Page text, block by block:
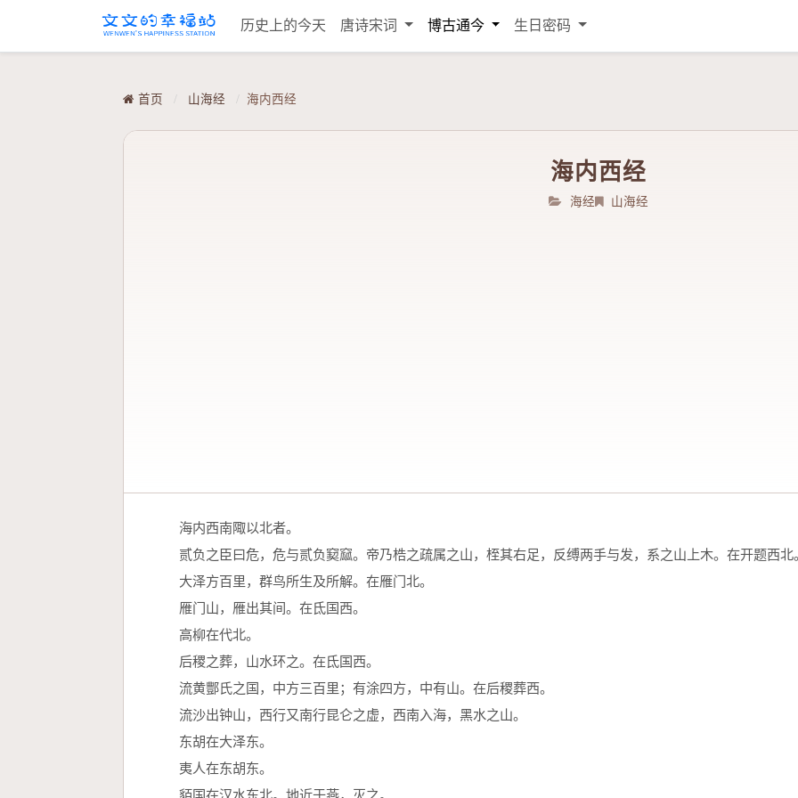
历史上的今天 唐诗宋词 博古通今 生日密码
首页 / 山海经 / 海内西经
海内西经
海经 山海经
海内西南陬以北者。
贰负之臣曰危，危与贰负窫窳。帝乃梏之疏属之山，桎其右足，反缚两手与发，系之山上木。在开题西北
大泽方百里，群鸟所生及所解。在雁门北。
雁门山，雁出其间。在氐国西。
高柳在代北。
后稷之葬，山水环之。在氐国西。
流黄酆氏之国，中方三百里；有涂四方，中有山。在后稷葬西。
流沙出钟山，西行又南行昆仑之虚，西南入海，黑水之山。
东胡在大泽东。
夷人在东胡东。
貊国在汉水东北。地近于燕，灭之。